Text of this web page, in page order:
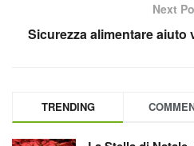
Next
Sicurezza alimentare aiuto
TRENDING